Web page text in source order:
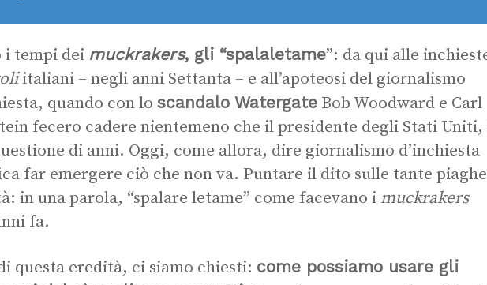
i tempi dei muckrakers, gli “spalaletame”: da qui alle
italiani – negli anni Settanta – e all’apoteosi del giornalismo
quando con lo scandalo Watergate Bob Woodward e Carl
fecero cadere nientemeno che il presidente degli Stati Uniti,
di anni. Oggi, come allora, dire giornalismo d’inchiesta
far emergere ciò che non va. Puntare il dito sulle tante
in una parola, “spalare letame” come facevano i muckrakers
fa.
questa eredità, ci siamo chiesti: come possiamo usare gli